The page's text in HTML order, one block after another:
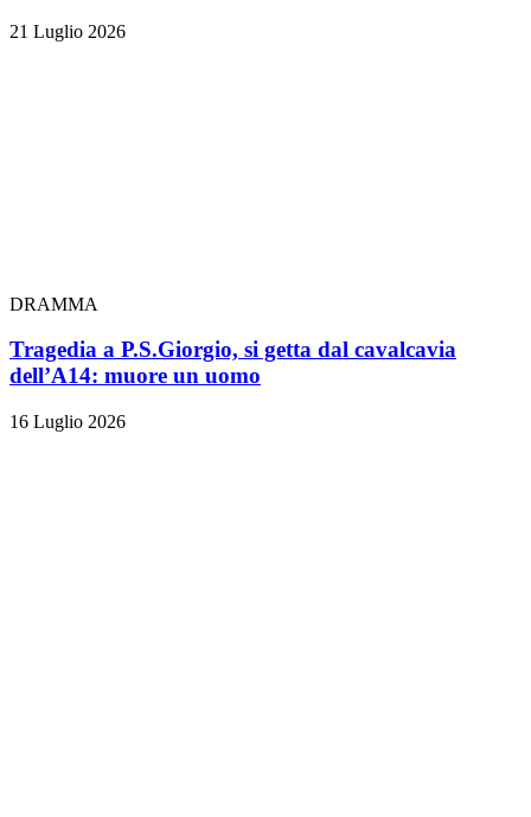
21 Luglio 2026
DRAMMA
Tragedia a P.S.Giorgio, si getta dal cavalcavia
dell’A14: muore un uomo
16 Luglio 2026